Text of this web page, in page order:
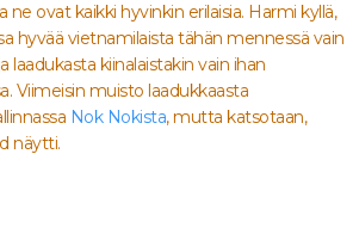
ne ovat kaikki hyvinkin erilaisia. Harmi kyllä,
hyvää vietnamilaista tähän mennessä vain
laadukasta kiinalaistakin vain ihan
Viimeisin muisto laadukkaasta
Nok Nokista, mutta katsotaan,
näytti.